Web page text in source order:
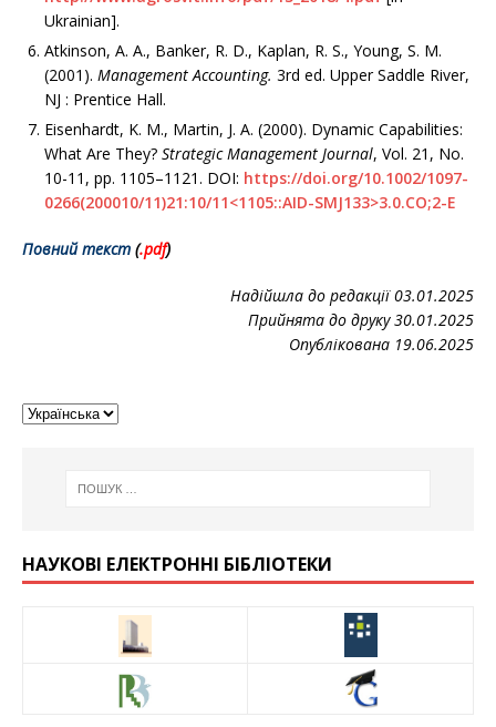
Ukrainian].
Atkinson, A. A., Banker, R. D., Kaplan, R. S., Young, S. M.
(2001). Management Accounting. 3rd ed. Upper Saddle River,
NJ : Prentice Hall.
Eisenhardt, K. M., Martin, J. A. (2000). Dynamic Capabilities:
What Are They? Strategic Management Journal, Vol. 21, No.
10-11, рр. 1105–1121. DOI: https://doi.org/10.1002/1097-
0266(200010/11)21:10/11<1105::AID-SMJ133>3.0.CO;2-E
Повний текст (.pdf)
Надійшла до редакції 03.01.2025
Прийнята до друку 30.01.2025
Опублікована 19.06.2025
НАУКОВІ ЕЛЕКТРОННІ БІБЛІОТЕКИ